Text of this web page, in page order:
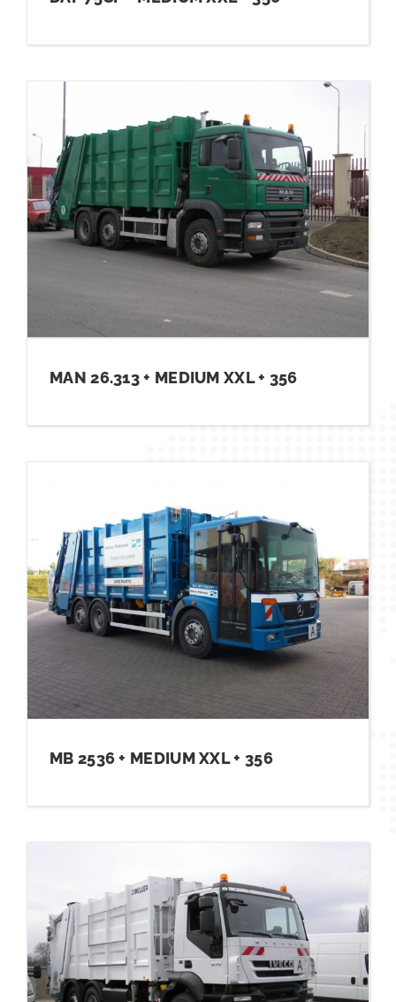
MAN 26.313 + MEDIUM XXL + 356
MB 2536 + MEDIUM XXL + 356